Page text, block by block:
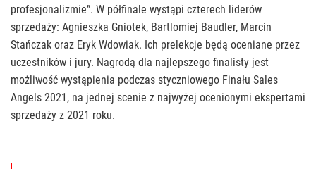
profesjonalizmie”. W półfinale wystąpi czterech liderów
sprzedaży: Agnieszka Gniotek, Bartlomiej Baudler, Marcin
Stańczak oraz Eryk Wdowiak. Ich prelekcje będą oceniane przez
uczestników i jury. Nagrodą dla najlepszego finalisty jest
możliwość wystąpienia podczas styczniowego Finału Sales
Angels 2021, na jednej scenie z najwyżej ocenionymi ekspertami
sprzedaży z 2021 roku.